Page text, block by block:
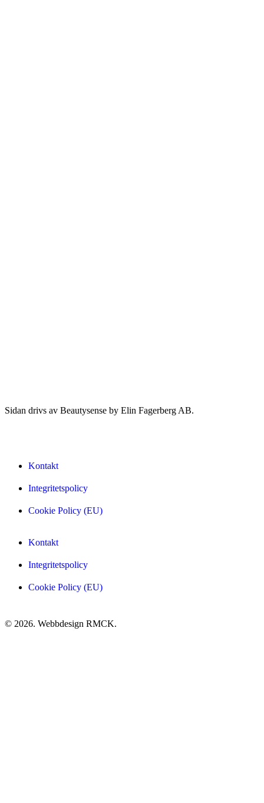
Sidan drivs av Beautysense by Elin Fagerberg AB.
Kontakt
Integritetspolicy
Cookie Policy (EU)
Kontakt
Integritetspolicy
Cookie Policy (EU)
© 2026. Webbdesign RMCK.